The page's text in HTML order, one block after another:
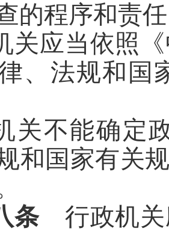
的程序和责
关应当依照
、法规和国
关不能确定
和国家有关
条行政机关